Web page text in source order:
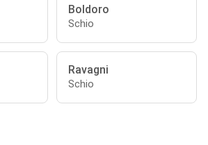
Boldoro
Schio
Ravagni
Schio